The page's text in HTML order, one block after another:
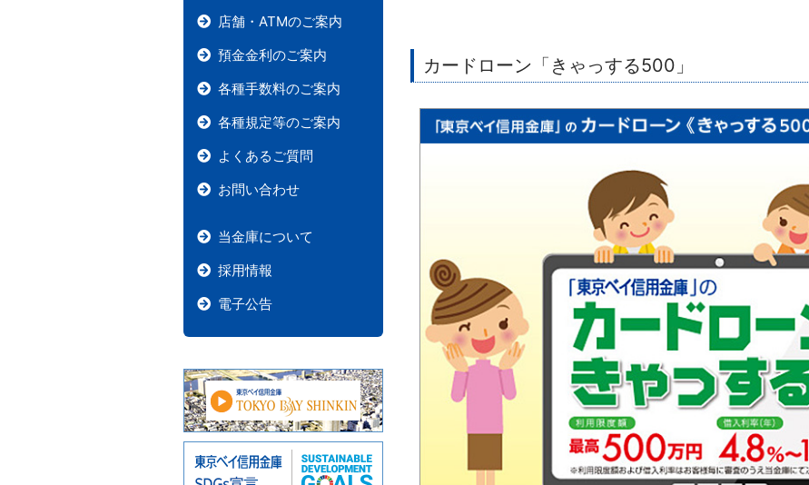
店舗・ATMのご案内
預金金利のご案内
各種手数料のご案内
各種規定等のご案内
よくあるご質問
お問い合わせ
当金庫について
採用情報
電子公告
カードローン「きゃっする500」